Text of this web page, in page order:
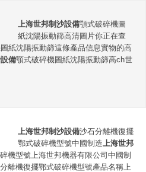
上海世邦制沙設備顎式破碎機圖
紙沈陽振動篩高清圖片你正在查
紙沈陽振動篩這條產品信息實物的高
備顎式破碎機圖紙沈陽振動篩高ch世
上海世邦制沙設備沙石分離機復擺
鄂式破碎機型號中國制造上海世邦
機型號上海世邦機器有限公司中國制
離機復擺鄂式破碎機型號產品名稱上